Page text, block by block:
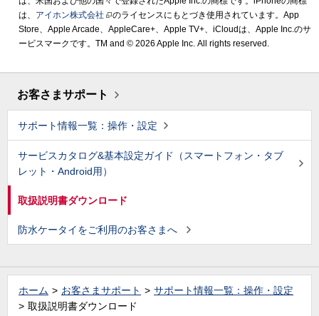
は、 アイホン株式会社
のライセンスにもとづき使用されています。App
Store、Apple Arcade、AppleCare+、Apple TV+、iCloudは、Apple Inc.のサ
ービスマークです。TM and © 2026 Apple Inc. All rights reserved.
お客さまサポート
サポート情報一覧：操作・設定
サービスカタログ&基本設定ガイド（スマートフォン・タブ
レット・Android用）
取扱説明書ダウンロード
防水ケータイをご利用のお客さまへ
ホーム お客さまサポート
サポート情報一覧：操作・設定
取扱説明書ダウンロード